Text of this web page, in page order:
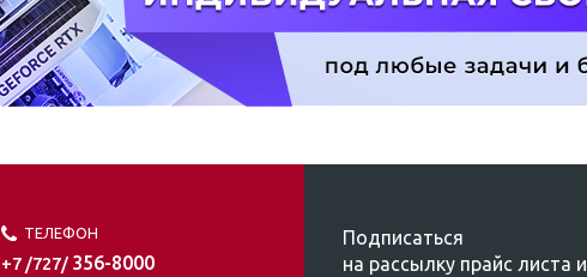
ТЕЛЕФОН
+7 /727/ 356-8000
Подписаться
на рассылку прайс листа и